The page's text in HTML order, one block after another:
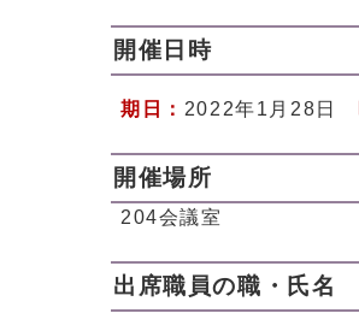
開催日時
期日： 2022年1月28日
開催場所
204会議室
出席職員の職・氏名